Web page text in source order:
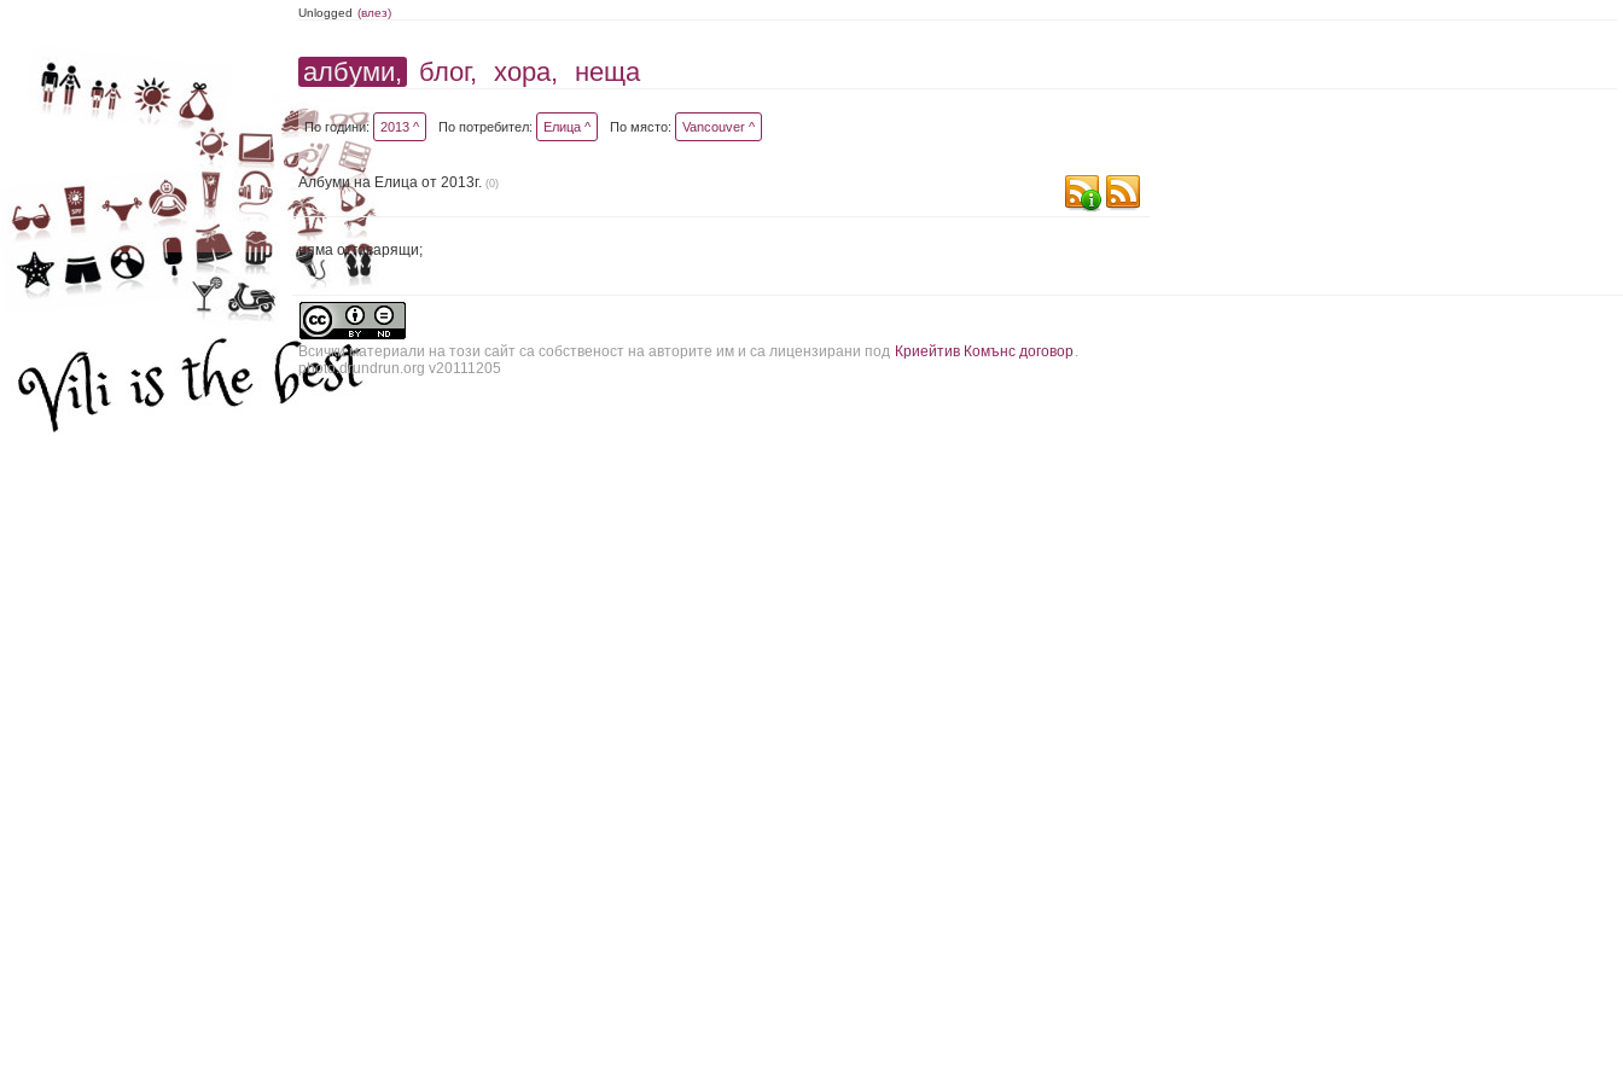
Unlogged (влез)
албуми, блог, хора, неща
По години: 2013 ^ По потребител: Елица ^ По място: Vancouver ^
Албуми на Елица от 2013г. (0)
няма отговарящи;
Всички материали на този сайт са собственост на авторите им и са лицензирани под Криейтив Комънс договор.
photo.drundrun.org v20111205